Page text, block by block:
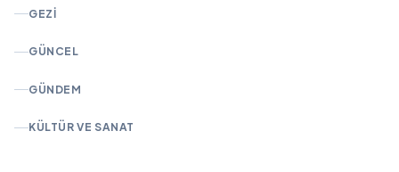
GEZI
GÜNCEL
GÜNDEM
KÜLTÜR VE SANAT